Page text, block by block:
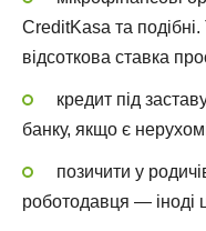
CreditKasa та
відсоткова ставка
кредит під
банку, якщо є
позичити у
роботодавця — іноді